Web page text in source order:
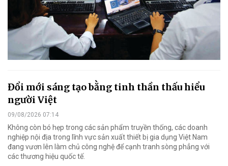
Đổi mới sáng tạo bằng tinh thần thấu hiểu
người Việt
09/08/2026 07:14
Không còn bó hẹp trong các sản phẩm truyền thống, các doanh
nghiệp nội địa trong lĩnh vực sản xuất thiết bị gia dụng Việt Nam
đang vươn lên làm chủ công nghệ để cạnh tranh sòng phẳng với
các thương hiệu quốc tế.